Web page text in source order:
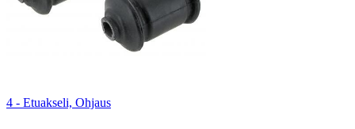
4 - Etuakseli, Ohjaus